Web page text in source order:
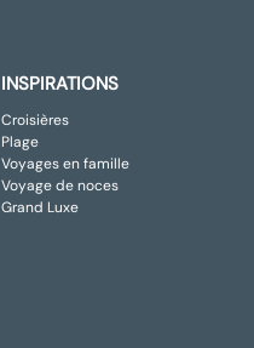
INSPIRATIONS
Croisières
Plage
Voyages en famille
Voyage de noces
Grand Luxe